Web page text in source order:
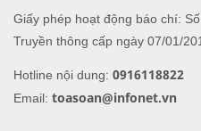
Giấy phép hoạt động báo chí:
Truyền thông cấp ngày 07/01/
Hotline nội dung: 0916118822
Email: toasoan@infonet.vn